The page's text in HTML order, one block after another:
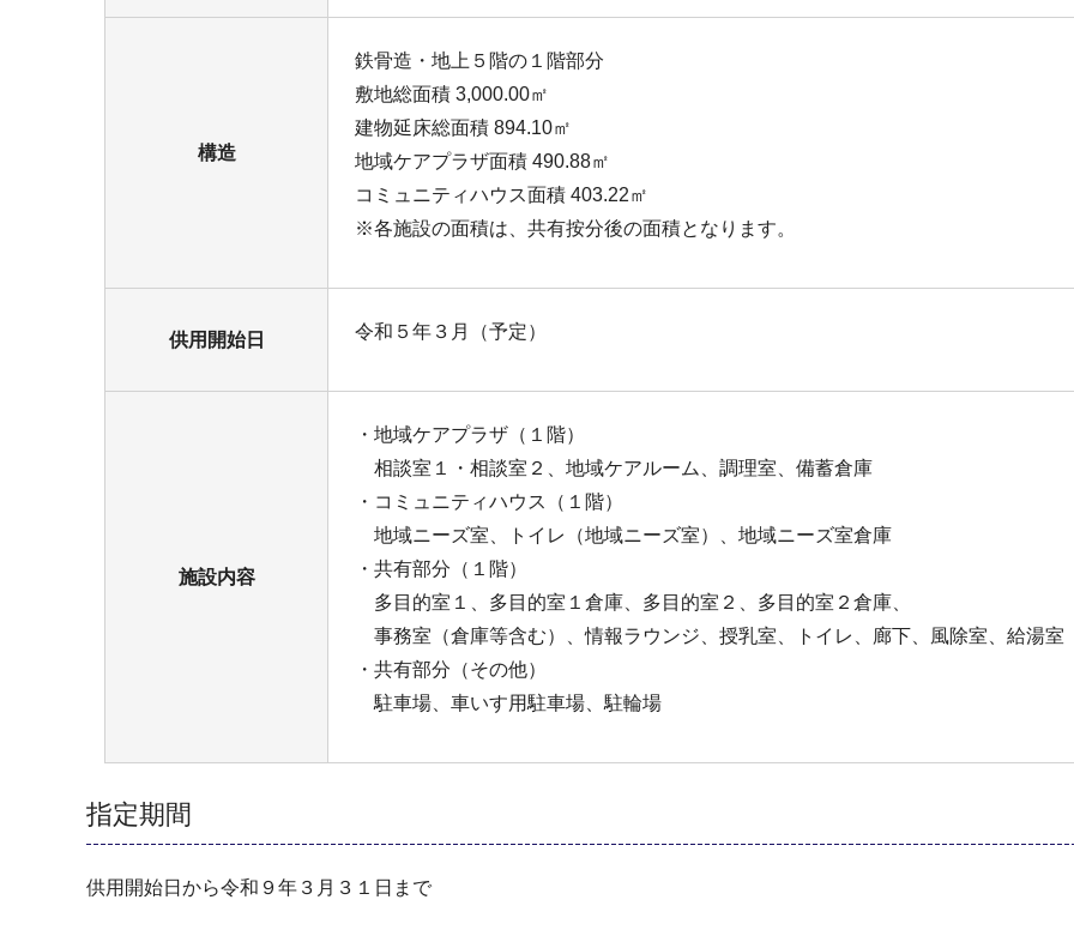
構造
鉄骨造・地上５階の１階部分
敷地総面積 3,000.00㎡
建物延床総面積 894.10㎡
地域ケアプラザ面積 490.88㎡
コミュニティハウス面積 403.22㎡
※各施設の面積は、共有按分後の面積となります。
供用開始日 令和５年３月（予定）
施設内容
・地域ケアプラザ（１階）
相談室１・相談室２、地域ケアルーム、調理室、備蓄倉庫
・コミュニティハウス（１階）
地域ニーズ室、トイレ（地域ニーズ室）、地域ニーズ室倉庫
・共有部分（１階）
多目的室１、多目的室１倉庫、多目的室２、多目的室２倉庫、
事務室（倉庫等含む）、情報ラウンジ、授乳室、トイレ、廊下、風除室、給湯室
・共有部分（その他）
駐車場、車いす用駐車場、駐輪場
指定期間
供用開始日から令和９年３月３１日まで